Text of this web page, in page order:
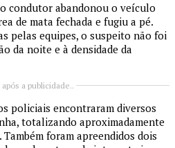
condutor abandonou o veículo
de mata fechada e fugiu a pé.
pelas equipes, o suspeito não foi
da noite e à densidade da
a publicidade..
policiais encontraram diversos
, totalizando aproximadamente
foram apreendidos dois